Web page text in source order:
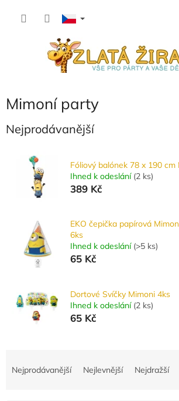
Mimoní party
Nejprodávanější
Fóliový balónek 78 x 190 cm
Ihned k odeslání (2 ks)
389 Kč
EKO čepička papírová
6ks
Ihned k odeslání (>5 ks)
65 Kč
Dortové Svíčky Mimoni 4ks
Ihned k odeslání (2 ks)
65 Kč
Nejprodávanější Nejlevnější Nejdražší